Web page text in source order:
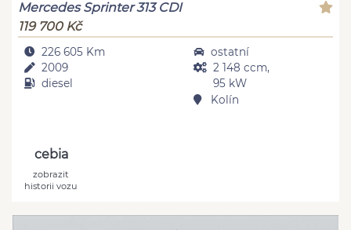
Mercedes Sprinter 313 CDI
119 700 Kč
226 605 Km
2009
diesel
ostatní
2 148 ccm,
95 kW
Kolín
cebia
zobrazit
historii vozu